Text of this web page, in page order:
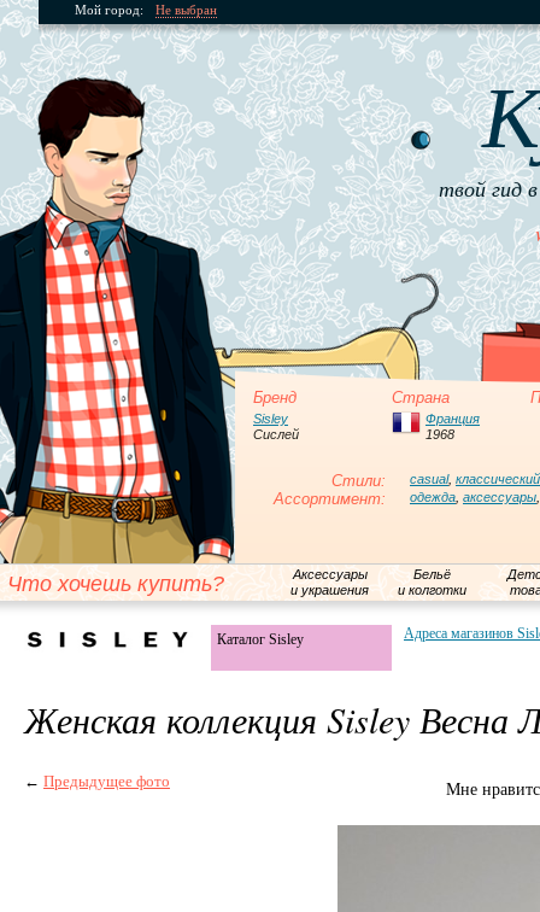
Мой город: Не выбран
твой гид
Бренд Страна
Sisley
Сислей
Франция
1968
Стили: casual, классический
Ассортимент: одежда аксессуары
Что хочешь купить?
Аксессуары
и украшения
Бельё
и колготки
Каталог Sisley Адреса магазинов
Женская коллекция Sisley Весна
← Предыдущее фото Мне